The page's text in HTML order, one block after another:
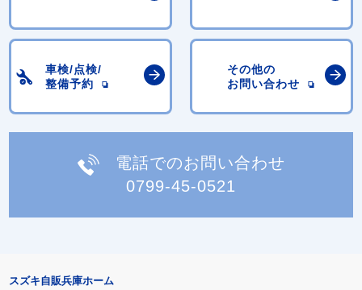
車検/点検/
整備予約
その他の
お問い合わせ
電話でのお問い合わせ
0799-45-0521
スズキ自販兵庫ホーム